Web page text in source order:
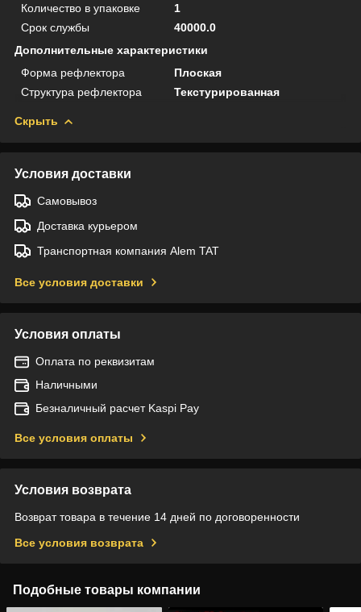
Количество в упаковке
1
Срок службы
40000.0
Дополнительные характеристики
Форма рефлектора
Плоская
Структура рефлектора
Текстурированная
Скрыть
Условия доставки
Самовывоз
Доставка курьером
Транспортная компания Alem TAT
Все условия доставки
Условия оплаты
Оплата по реквизитам
Наличными
Безналичный расчет Kaspi Pay
Все условия оплаты
Условия возврата
Возврат товара в течение 14 дней по договоренности
Все условия возврата
Подобные товары компании